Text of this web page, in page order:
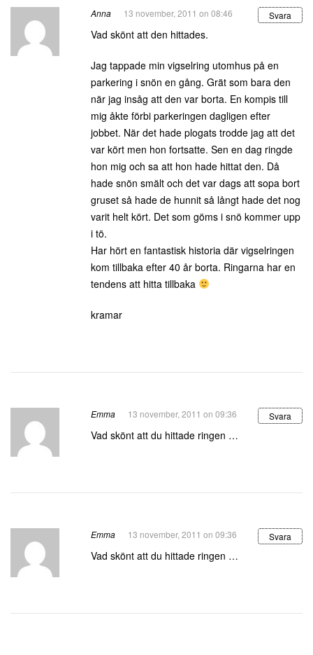
Anna 13 november, 2011 on 08:46 Svara
Vad skönt att den hittades.
Jag tappade min vigselring utomhus på en
parkering i snön en gång. Grät som bara den
när jag insåg att den var borta. En kompis till
mig åkte förbi parkeringen dagligen efter
jobbet. När det hade plogats trodde jag att det
var kört men hon fortsatte. Sen en dag ringde
hon mig och sa att hon hade hittat den. Då
hade snön smält och det var dags att sopa bort
gruset så hade de hunnit så långt hade det nog
varit helt kört. Det som göms i snö kommer upp
i tö.
Har hört en fantastisk historia där vigselringen
kom tillbaka efter 40 år borta. Ringarna har en
tendens att hitta tillbaka
kramar
Emma 13 november, 2011 on 09:36 Svara
Vad skönt att du hittade ringen …
Emma 13 november, 2011 on 09:36 Svara
Vad skönt att du hittade ringen …